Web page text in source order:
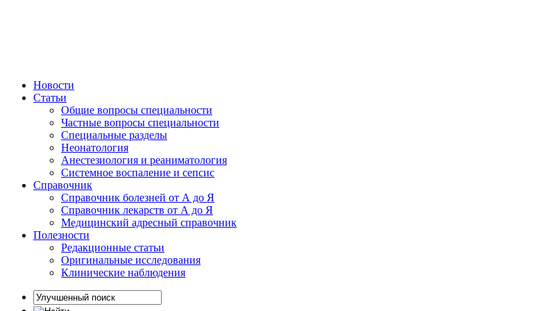
Новости
Статьи
Общие вопросы специальности
Частные вопросы специальности
Специальные разделы
Неонатология
Анестезиология и реаниматология
Системное воспаление и сепсис
Справочник
Справочник болезней от А до Я
Справочник лекарств от А до Я
Медицинский адресный справочник
Полезности
Редакционные статьи
Оригинальные исследования
Клинические наблюдения